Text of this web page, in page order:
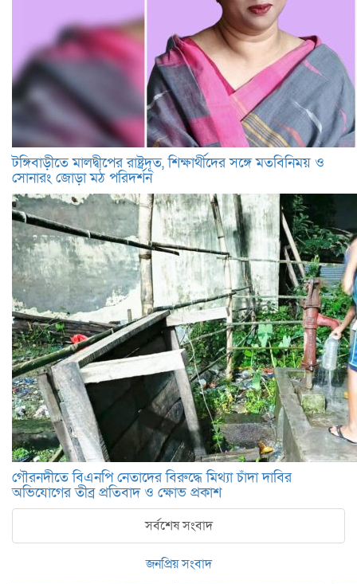
টঙ্গিবাড়ীতে মালদ্বীপের রাষ্ট্রদূত, শিক্ষার্থীদের সঙ্গে মতবিনিময় ও
সোনারং জোড়া মঠ পরিদর্শন
গৌরনদীতে বিএনপি নেতাদের বিরুদ্ধে মিথ্যা চাঁদা দাবির
অভিযোগের তীব্র প্রতিবাদ ও ক্ষোভ প্রকাশ
সর্বশেষ সংবাদ
জনপ্রিয় সংবাদ